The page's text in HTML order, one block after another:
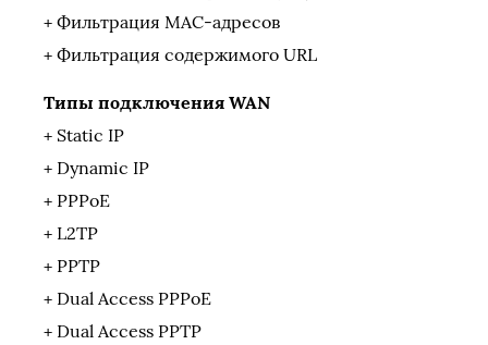
+ Фильтрация MAC-адресов
+ Фильтрация содержимого URL
Типы подключения WAN
+ Static IP
+ Dynamic IP
+ PPPoE
+ L2TP
+ PPTP
+ Dual Access PPPoE
+ Dual Access PPTP